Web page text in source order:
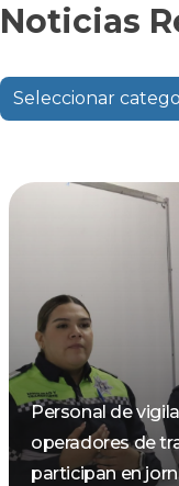
Noticias
Seleccionar
Personal de
operadores de
participan en